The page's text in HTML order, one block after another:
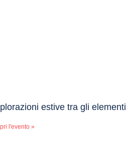
estive tra gli elementi
l'evento »